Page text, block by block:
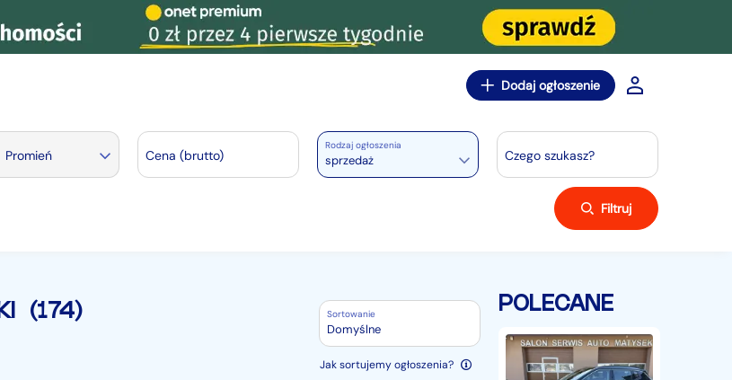
Dodaj ogłoszenie
Promień Cena (brutto)
Rodzaj ogłoszenia
sprzedaż Czego szukasz?
Filtruj
(174) Sortowanie
Domyślne
Jak sortujemy ogłoszenia?
POLECANE
Jeep
Compass